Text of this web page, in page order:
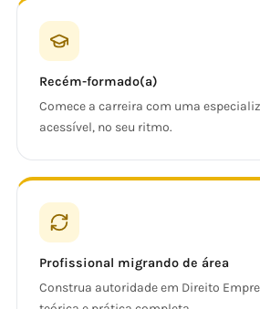
Recém-formado(a)
Comece a carreira com uma
acessível, no seu ritmo.
Profissional migrando de área
Construa autoridade em Direito